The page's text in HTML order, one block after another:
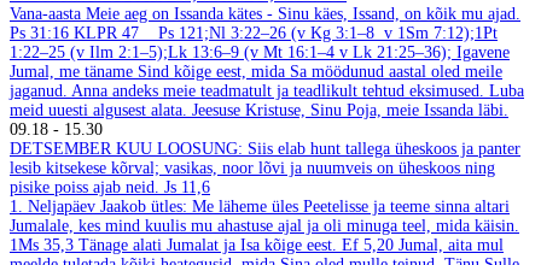
Vana-aasta Meie aeg on Issanda kätes - Sinu käes, Issand, on kõik mu ajad.
Ps 31:16 KLPR 47
Ps 121;Nl 3:22–26 (v Kg 3:1–8 v 1Sm 7:12);1Pt
1:22–25 (v Ilm 2:1–5);Lk 13:6–9 (v Mt 16:1–4 v Lk 21:25–36); Igavene
Jumal, me täname Sind kõige eest, mida Sa möödunud aastal oled meile
jaganud. Anna andeks meie teadmatult ja teadlikult tehtud eksimused. Luba
meid uuesti algusest alata. Jeesuse Kristuse, Sinu Poja, meie Issanda läbi.
09.18 - 15.30
DETSEMBER KUU LOOSUNG: Siis elab hunt tallega üheskoos ja panter
lesib kitsekese kõrval; vasikas, noor lõvi ja nuumveis on üheskoos ning
pisike poiss ajab neid. Js 11,6
1. Neljapäev Jaakob ütles: Me läheme üles Peetelisse ja teeme sinna altari
Jumalale, kes mind kuulis mu ahastuse ajal ja oli minuga teel, mida käisin.
1Ms 35,3 Tänage alati Jumalat ja Isa kõige eest. Ef 5,20 Jumal, aita mul